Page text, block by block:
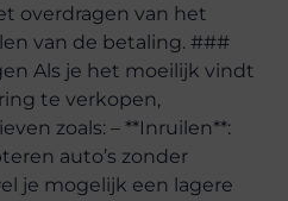
overdragen van het
van de betaling. ###
Als je het moeilijk vindt
te verkopen,
zoals: – **Inruilen**:
auto’s zonder
je mogelijk een lagere